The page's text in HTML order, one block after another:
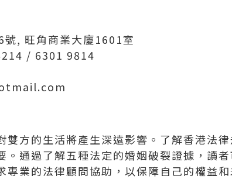
, 旺角商業大廈1601室
/ 6301 9814
雙方的生活將產生深遠影響。了解香港法
。通過了解五種法定的婚姻破裂證據，讀
專業的法律顧問協助，以保障自己的權益和